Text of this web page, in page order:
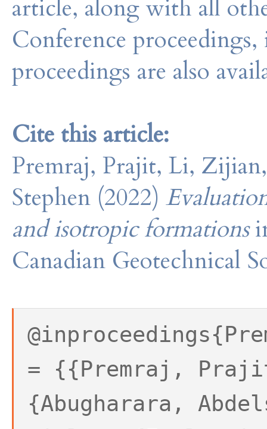
article, along with all
Conference
proceedings are also
Cite this article:
Premraj, Prajit, Li,
Stephen (2022)
and isotropic formations
Canadian Geotechnical
= {{Premraj,
{Abugharara,